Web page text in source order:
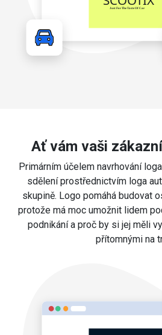
Ať vám vaši
Primárním účelem navrhování
sdělení prostřednictvím loga
skupině. Logo pomáhá budovat
protože má moc umožnit lidem
podnikání a proč by si jej měli
přítomnými na